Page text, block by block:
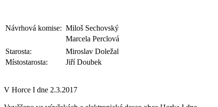
Návrhová komise: Miloš Sechovský
Marcela Perclová
Starosta:
Miroslav Doležal
Místostarosta:
Jiří Doubek
V Horce I dne 2.3.2017